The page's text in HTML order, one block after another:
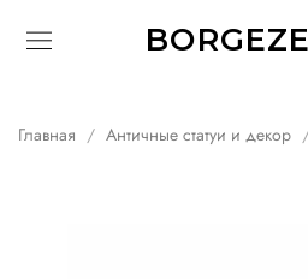
Главная Античные статуи и декор